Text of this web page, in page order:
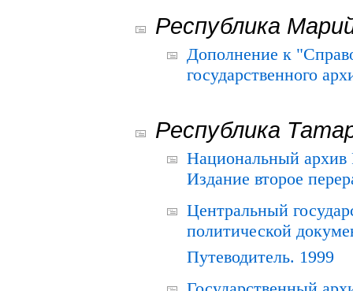
Республика
Дополнение к
государственного
Республика
Национальный архив
Издание второе
Центральный
политической
Путеводитель. 1999